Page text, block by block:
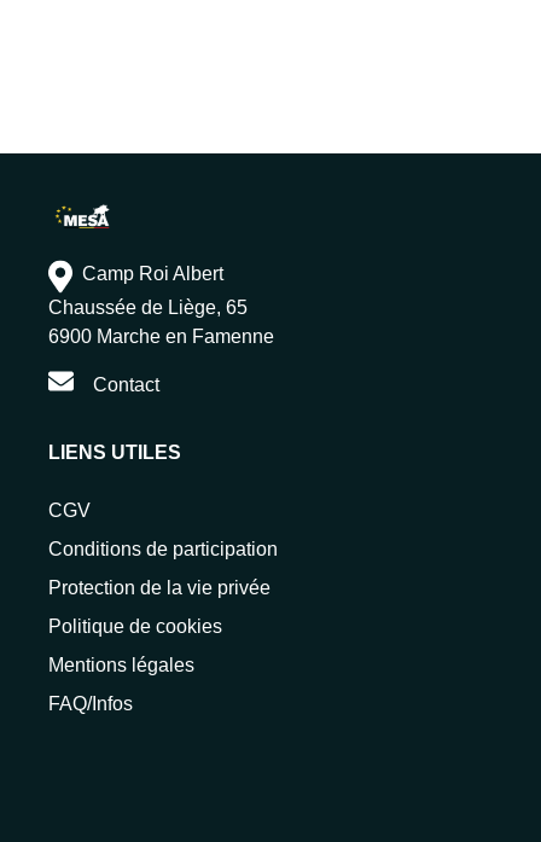
Camp Roi Albert
Chaussée de Liège, 65
6900 Marche en Famenne
Contact
LIENS UTILES
CGV
Conditions de participation
Protection de la vie privée
Politique de cookies
Mentions légales
FAQ/Infos